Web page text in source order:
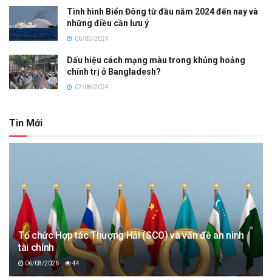
Tình hình Biển Đông từ đầu năm 2024 đến nay và
những điều cần lưu ý
06/05/2024
Dấu hiệu cách mạng màu trong khủng hoảng
chính trị ở Bangladesh?
07/08/2024
Tin Mới
Tổ chức Hợp tác Thượng Hải (SCO) và vấn đề an ninh
tài chính
06/08/2026 44